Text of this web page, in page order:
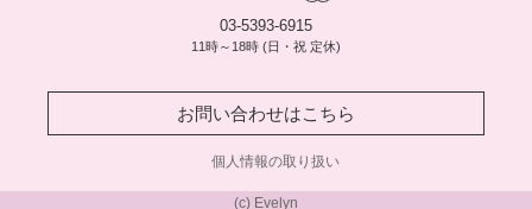
03-5393-6915
11時～18時 (日・祝 定休)
お問い合わせはこちら
個人情報の取り扱い
(c) Evelyn